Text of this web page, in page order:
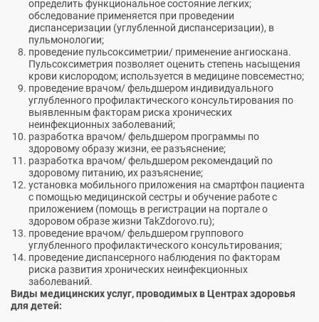
определить функциональное состояние легких;
обследование применяется при проведении
диспансеризации (углубленной диспансеризации), в
пульмонологии;
проведение пульсоксиметрии/ применение ангиоскана.
Пульсоксиметрия позволяет оценить степень насыщения
крови кислородом; используется в медицине повсеместно;
проведение врачом/ фельдшером индивидуального
углубленного профилактического консультирования по
выявленным факторам риска хронических
неинфекционных заболеваний;
разработка врачом/ фельдшером программы по
здоровому образу жизни, ее разъяснение;
разработка врачом/ фельдшером рекомендаций по
здоровому питанию, их разъяснение;
установка мобильного приложения на смартфон пациента
с помощью медицинской сестры и обучение работе с
приложением (помощь в регистрации на портале о
здоровом образе жизни TakZdorovo.ru);
проведение врачом/ фельдшером группового
углубленного профилактического консультирования;
проведение диспансерного наблюдения по факторам
риска развития хронических неинфекционных
заболеваний.
Виды медицинских услуг, проводимых в Центрах здоровья
для детей: